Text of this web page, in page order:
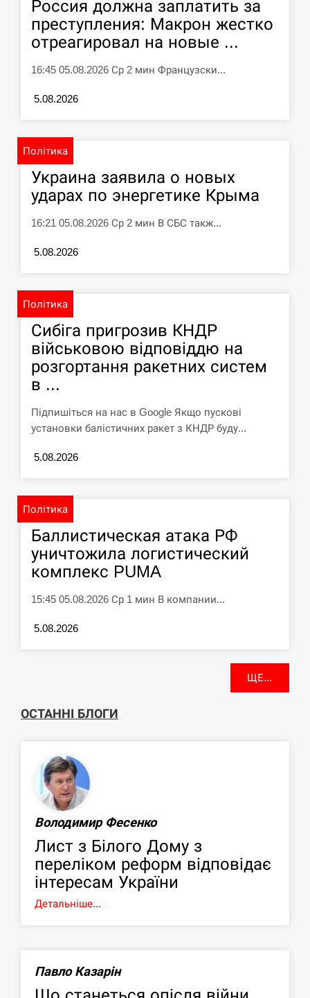
11:40
У зоопарку Токіо через спеку загинули
три левиці
СЕРПЕНЬ
11:23
Россияне ударили “Бардеролями” по
Россия должна заплатить за
преступления: Макрон жестко
отреагировал на новые ...
16:45 05.08.2026 Ср 2 мин Французски...
5.08.2026
Політика
Украина заявила о новых
ударах по энергетике Крыма
16:21 05.08.2026 Ср 2 мин В СБС такж...
5.08.2026
Політика
Сибіга пригрозив КНДР
військовою відповіддю на
розгортання ракетних систем
в ...
Підпишіться на нас в Google Якщо пускові
установки балістичних ракет з КНДР буду...
5.08.2026
Політика
Баллистическая атака РФ
уничтожила логистический
комплекс PUMA
15:45 05.08.2026 Ср 1 мин В компании...
5.08.2026
ЩЕ...
ОСТАННІ БЛОГИ
Володимир Фесенко
Лист з Білого Дому з
переліком реформ відповідає
інтересам України
Детальніше...
Павло Казарін